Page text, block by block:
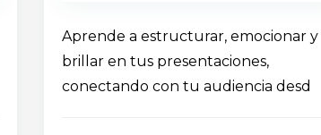
Aprende a estructurar, emocionar y
brillar en tus presentaciones,
conectando con tu audiencia desd